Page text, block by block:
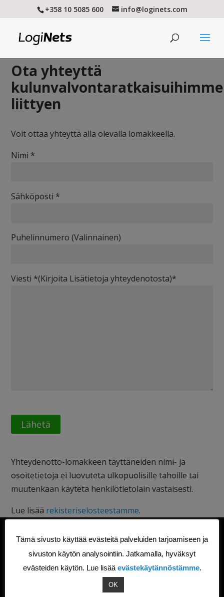
+358 10 5085 600 info@loginets.com
Ota yhteyttä
kulunvalvontaratkaisuihimme
liittyen
Voit ottaa yhteyttä alla olevalla lomakkeella.
Nimi *
Sähköposti *
Puhelinnumero (Valinnainen)
Viesti *(Kirjoita Lisätietoja yhteydenotosta)*
Yhteydenotto-lomakkeen täyttäneiden nimi- ja
osoitetietoja ei luovuteta ulkopuolisille tahoille tai
muutenkaan käytetä henkilötietolain vastaisesti.
Lue lisää rekisteriselosteestamme.
Läkkisepäntie 17 00620 Helsinki
Tämä sivusto käyttää evästeitä palveluiden tarjoamiseen ja
sivuston käytön analysointiin. Jatkamalla, hyväksyt
evästeiden käytön. Lue lisää evästekäytännöstämme.
OK